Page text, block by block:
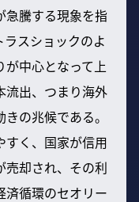
急騰する現象を指
スショックのよ
中心となって上
流出、つまり海外
の兆候である。
すく、国家が信用
売却され、その利
済循環のセオリー